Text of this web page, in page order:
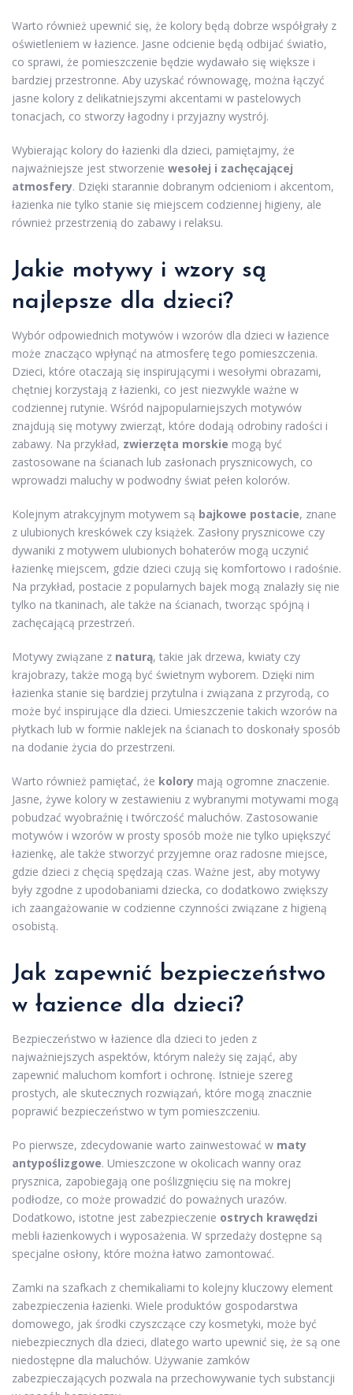
Warto również upewnić się, że kolory będą dobrze współgrały z
oświetleniem w łazience. Jasne odcienie będą odbijać światło,
co sprawi, że pomieszczenie będzie wydawało się większe i
bardziej przestronne. Aby uzyskać równowagę, można łączyć
jasne kolory z delikatniejszymi akcentami w pastelowych
tonacjach, co stworzy łagodny i przyjazny wystrój.
Wybierając kolory do łazienki dla dzieci, pamiętajmy, że
najważniejsze jest stworzenie wesołej i zachęcającej
atmosfery. Dzięki starannie dobranym odcieniom i akcentom,
łazienka nie tylko stanie się miejscem codziennej higieny, ale
również przestrzenią do zabawy i relaksu.
Jakie motywy i wzory są
najlepsze dla dzieci?
Wybór odpowiednich motywów i wzorów dla dzieci w łazience
może znacząco wpłynąć na atmosferę tego pomieszczenia.
Dzieci, które otaczają się inspirującymi i wesołymi obrazami,
chętniej korzystają z łazienki, co jest niezwykle ważne w
codziennej rutynie. Wśród najpopularniejszych motywów
znajdują się motywy zwierząt, które dodają odrobiny radości i
zabawy. Na przykład, zwierzęta morskie mogą być
zastosowane na ścianach lub zasłonach prysznicowych, co
wprowadzi maluchy w podwodny świat pełen kolorów.
Kolejnym atrakcyjnym motywem są bajkowe postacie, znane
z ulubionych kreskówek czy książek. Zasłony prysznicowe czy
dywaniki z motywem ulubionych bohaterów mogą uczynić
łazienkę miejscem, gdzie dzieci czują się komfortowo i radośnie.
Na przykład, postacie z popularnych bajek mogą znalazły się nie
tylko na tkaninach, ale także na ścianach, tworząc spójną i
zachęcającą przestrzeń.
Motywy związane z naturą, takie jak drzewa, kwiaty czy
krajobrazy, także mogą być świetnym wyborem. Dzięki nim
łazienka stanie się bardziej przytulna i związana z przyrodą, co
może być inspirujące dla dzieci. Umieszczenie takich wzorów na
płytkach lub w formie naklejek na ścianach to doskonały sposób
na dodanie życia do przestrzeni.
Warto również pamiętać, że kolory mają ogromne znaczenie.
Jasne, żywe kolory w zestawieniu z wybranymi motywami mogą
pobudzać wyobraźnię i twórczość maluchów. Zastosowanie
motywów i wzorów w prosty sposób może nie tylko upiększyć
łazienkę, ale także stworzyć przyjemne oraz radosne miejsce,
gdzie dzieci z chęcią spędzają czas. Ważne jest, aby motywy
były zgodne z upodobaniami dziecka, co dodatkowo zwiększy
ich zaangażowanie w codzienne czynności związane z higieną
osobistą.
Jak zapewnić bezpieczeństwo
w łazience dla dzieci?
Bezpieczeństwo w łazience dla dzieci to jeden z
najważniejszych aspektów, którym należy się zająć, aby
zapewnić maluchom komfort i ochronę. Istnieje szereg
prostych, ale skutecznych rozwiązań, które mogą znacznie
poprawić bezpieczeństwo w tym pomieszczeniu.
Po pierwsze, zdecydowanie warto zainwestować w maty
antypoślizgowe. Umieszczone w okolicach wanny oraz
prysznica, zapobiegają one poślizgnięciu się na mokrej
podłodze, co może prowadzić do poważnych urazów.
Dodatkowo, istotne jest zabezpieczenie ostrych krawędzi
mebli łazienkowych i wyposażenia. W sprzedaży dostępne są
specjalne osłony, które można łatwo zamontować.
Zamki na szafkach z chemikaliami to kolejny kluczowy element
zabezpieczenia łazienki. Wiele produktów gospodarstwa
domowego, jak środki czyszczące czy kosmetyki, może być
niebezpiecznych dla dzieci, dlatego warto upewnić się, że są one
niedostępne dla maluchów. Używanie zamków
zabezpieczających pozwala na przechowywanie tych substancji